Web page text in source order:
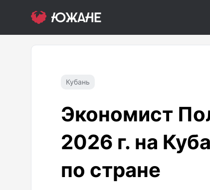
Кубань
Экономист
2026 г. на
по стране